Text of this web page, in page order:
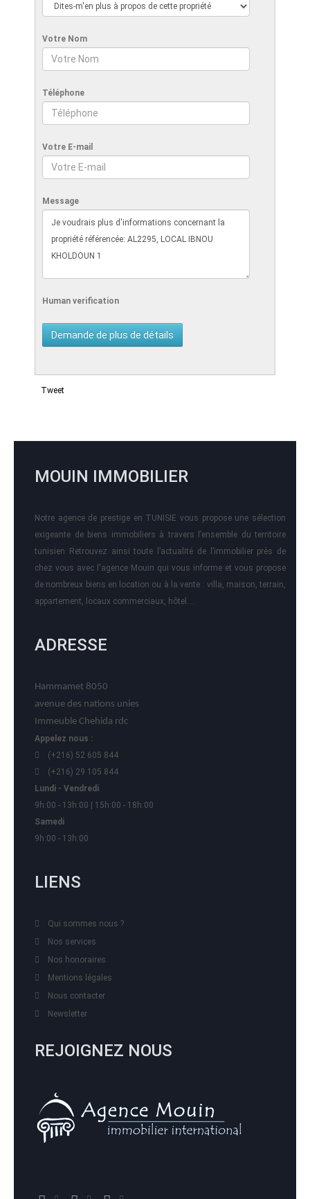
Votre Nom
Téléphone
Votre E-mail
Message
Human verification
Tweet
MOUIN IMMOBILIER
Notre agence de prestige en TUNISIE vous propose une sélection
exigeante de biens immobiliers à travers l’ensemble du territoire
tunisien Retrouvez ainsi toute l’actualité de l’immobilier près de
chez vous avec l'agence Mouin qui vous informe et vous propose
de nombreux biens en location ou à la vente : villa, maison, terrain,
appartement, locaux commerciaux, hôtel….
ADRESSE
Hammamet 8050
avenue des nations unies
Immeuble Chehida rdc
Appelez nous :
(+216) 52 605 844
(+216) 29 105 844
Lundi - Vendredi
9h:00 - 13h:00 | 15h:00 - 18h:00
Samedi
9h:00 - 13h:00
LIENS
Qui sommes nous ?
Nos services
Nos honoraires
Mentions légales
Nous contacter
Newsletter
REJOIGNEZ NOUS